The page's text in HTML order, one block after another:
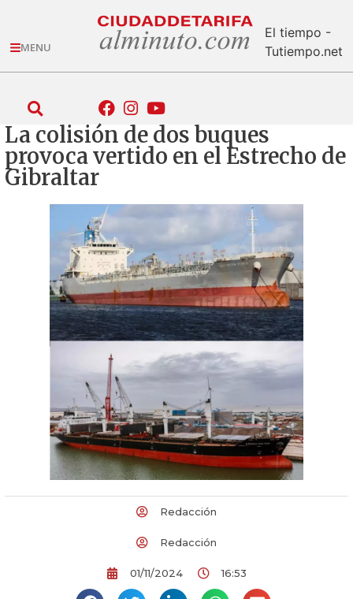
MENU
El tiempo -
Tutiempo.net
La colisión de dos buques
provoca vertido en el Estrecho de
Gibraltar
Redacción
Redacción
01/11/2024 16:53